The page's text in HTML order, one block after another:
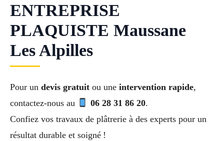
ENTREPRISE
PLAQUISTE Maussane
Les Alpilles
Pour un devis gratuit ou une intervention rapide,
contactez-nous au
06 28 31 86 20.
Confiez vos travaux de plâtrerie à des experts pour un
résultat durable et soigné !